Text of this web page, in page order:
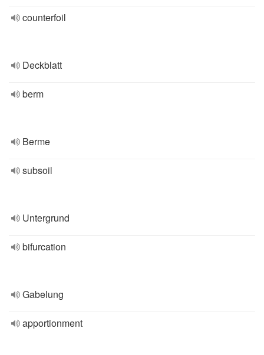
counterfoil
Deckblatt
berm
Berme
subsoil
Untergrund
bifurcation
Gabelung
apportionment